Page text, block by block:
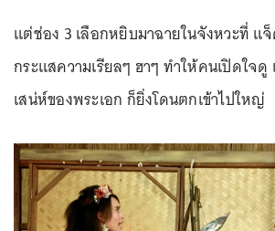
แต่ช่อง 3 เลือกหยิบมาฉายในจังหวะที่ แ
กระแสความเรียลๆ ฮาๆ ทำให้คนเปิดใจดู
เสน่ห์ของพระเอก ก็ยิ่งโดนตกเข้าไปใหญ่